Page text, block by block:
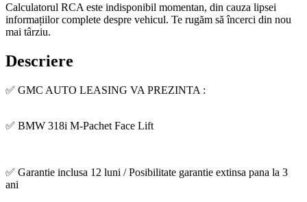
Calculatorul RCA este indisponibil momentan, din cauza lipsei
informațiilor complete despre vehicul. Te rugăm să încerci din nou
mai târziu.
Descriere
✅ GMC AUTO LEASING VA PREZINTA :
✅ BMW 318i M-Pachet Face Lift
✅ Garantie inclusa 12 luni / Posibilitate garantie extinsa pana la 3
ani